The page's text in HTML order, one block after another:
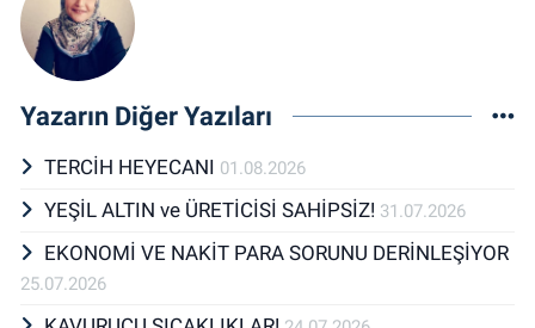
Yazarın Diğer Yazıları
TERCİH HEYECANI 01.08.2026
YEŞİL ALTIN ve ÜRETİCİSİ SAHİPSİZ! 31.07.2026
EKONOMİ VE NAKİT PARA SORUNU DERİNLEŞİYOR
25.07.2026